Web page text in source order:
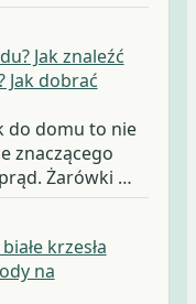
Jak znaleźć
Jak dobrać
do domu to nie
znaczącego
Żarówki …
krzesła
na